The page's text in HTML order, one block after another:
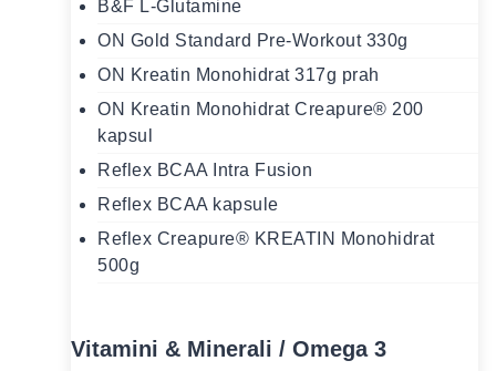
B&F L-Glutamine
ON Gold Standard Pre-Workout 330g
ON Kreatin Monohidrat 317g prah
ON Kreatin Monohidrat Creapure® 200
kapsul
Reflex BCAA Intra Fusion
Reflex BCAA kapsule
Reflex Creapure® KREATIN Monohidrat
500g
Vitamini & Minerali / Omega 3